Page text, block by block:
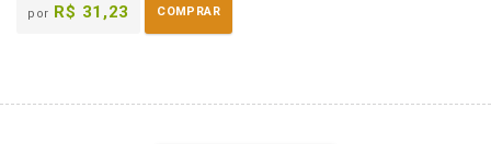
por R$ 31,23 COMPRAR